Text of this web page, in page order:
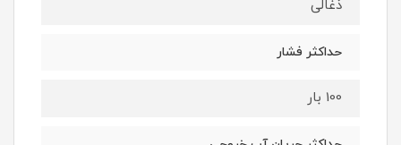
ذغالی
حداکثر فشار
100 بار